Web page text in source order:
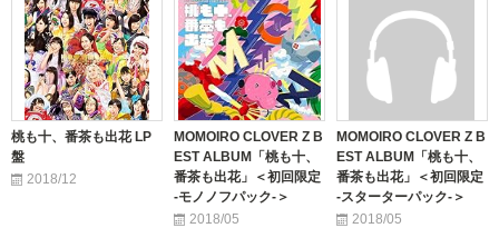
桃も十、番茶も出花 LP
盤
2018/12
MOMOIRO CLOVER Z B
EST ALBUM「桃も十、
番茶も出花」＜初回限定
-モノノフパック-＞
2018/05
MOMOIRO CLOVER Z B
EST ALBUM「桃も十、
番茶も出花」＜初回限定
-スターターパック-＞
2018/05